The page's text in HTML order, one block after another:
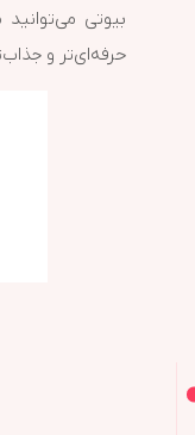
بیوتی
حرفه‌ای‌تر و